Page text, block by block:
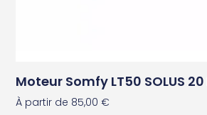
Moteur Somfy LT50 SOLUS 20
À partir de 85,00€